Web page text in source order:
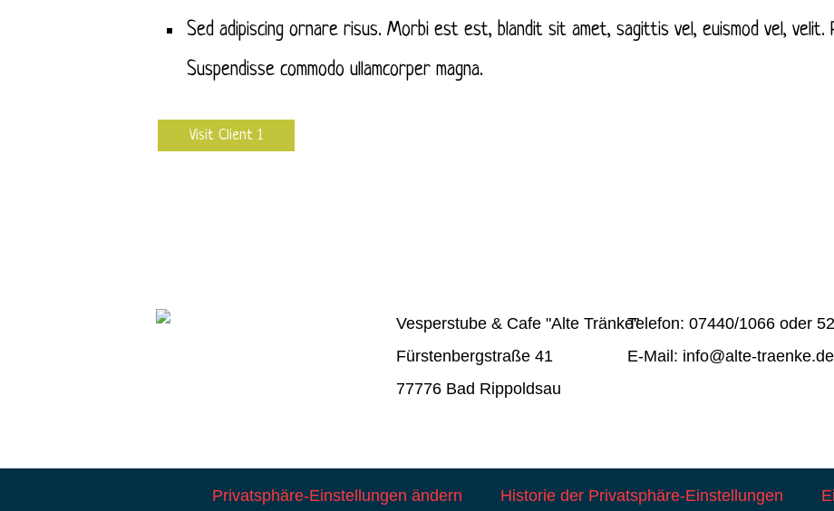
Sed adipiscing ornare risus. Morbi est est, blandit sit amet, sagittis vel, euismod vel, velit.
Suspendisse commodo ullamcorper magna.
Visit Client 1
Vesperstube & Cafe "Alte Tränke"
Fürstenbergstraße 41
77776 Bad Rippoldsau
Telefon: 07440/1066 oder
E-Mail: info@alte-traenke.de
Privatsphäre-Einstellungen ändern Historie der Privatsphäre-Einstellungen